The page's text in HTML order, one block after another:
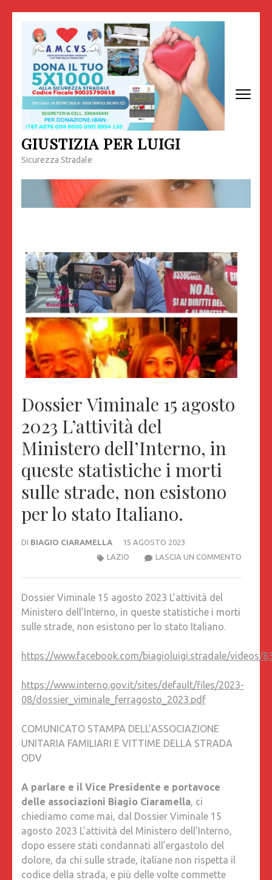
contenuto
(premi
invio)
GIUSTIZIA PER LUIGI
Sicurezza Stradale
Dossier Viminale 15 agosto
2023 L’attività del
Ministero dell’Interno, in
queste statistiche i morti
sulle strade, non esistono
per lo stato Italiano.
DI BIAGIO CIARAMELLA
15 AGOSTO 2023
LASCIA UN COMMENTO
IN
LAZIO
Dossier Viminale 15 agosto 2023 L’attività del
Ministero dell’Interno, in queste statistiche i morti
sulle strade, non esistono per lo stato Italiano.
https://www.facebook.com/biagioluigi.stradale/videos/
https://www.interno.gov.it/sites/default/files/2023-
08/dossier_viminale_ferragosto_2023.pdf
COMUNICATO STAMPA DELL’ASSOCIAZIONE
UNITARIA FAMILIARI E VITTIME DELLA STRADA
ODV
A parlare e il Vice Presidente e portavoce
delle associazioni Biagio Ciaramella, ci
chiediamo come mai, dal Dossier Viminale 15
agosto 2023 L’attività del Ministero dell’Interno,
dopo essere stati condannati all’ergastolo del
dolore, da chi sulle strade, italiane non rispetta il
codice della strada, e più delle volte commette